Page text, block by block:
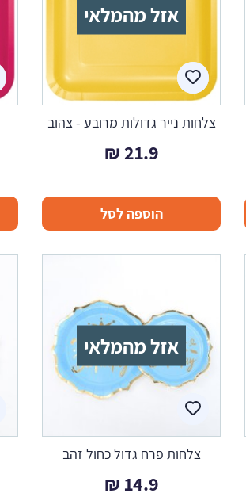
אזל מהמלאי
צלחות נייר גדולות מרובע - צהוב
21.9
₪
הוספה לסל
אזל מהמלאי
צלחות פרח גדול כחול זהב
14.9
₪